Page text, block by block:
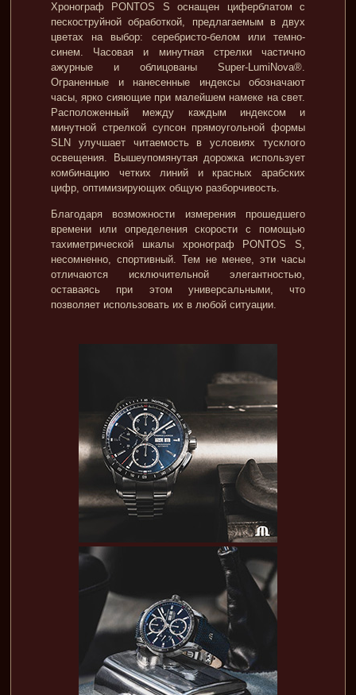
Хронограф PONTOS S оснащен циферблатом с
пескоструйной обработкой, предлагаемым в двух
цветах на выбор: серебристо-белом или темно-
синем. Часовая и минутная стрелки частично
ажурные и облицованы Super-LumiNova®.
Ограненные и нанесенные индексы обозначают
часы, ярко сияющие при малейшем намеке на свет.
Расположенный между каждым индексом и
минутной стрелкой супсон прямоугольной формы
SLN улучшает читаемость в условиях тусклого
освещения. Вышеупомянутая дорожка использует
комбинацию четких линий и красных арабских
цифр, оптимизирующих общую разборчивость.
Благодаря возможности измерения прошедшего
времени или определения скорости с помощью
тахиметрической шкалы хронограф PONTOS S,
несомненно, спортивный. Тем не менее, эти часы
отличаются исключительной элегантностью,
оставаясь при этом универсальными, что
позволяет использовать их в любой ситуации.